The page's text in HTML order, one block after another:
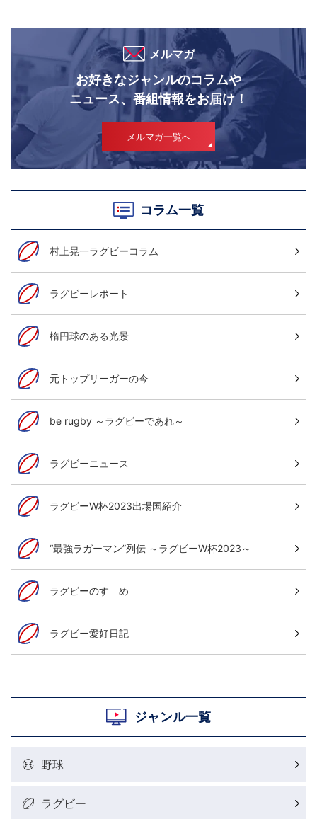
メルマガ
お好きなジャンルのコラムや
ニュース、番組情報をお届け！
メルマガ一覧へ
コラム一覧
村上晃一ラグビーコラム
ラグビーレポート
楕円球のある光景
元トップリーガーの今
be rugby ～ラグビーであれ～
ラグビーニュース
ラグビーW杯2023出場国紹介
“最強ラガーマン”列伝 ～ラグビーW杯2023～
ラグビーのすゝめ
ラグビー愛好日記
ジャンル一覧
野球
ラグビー